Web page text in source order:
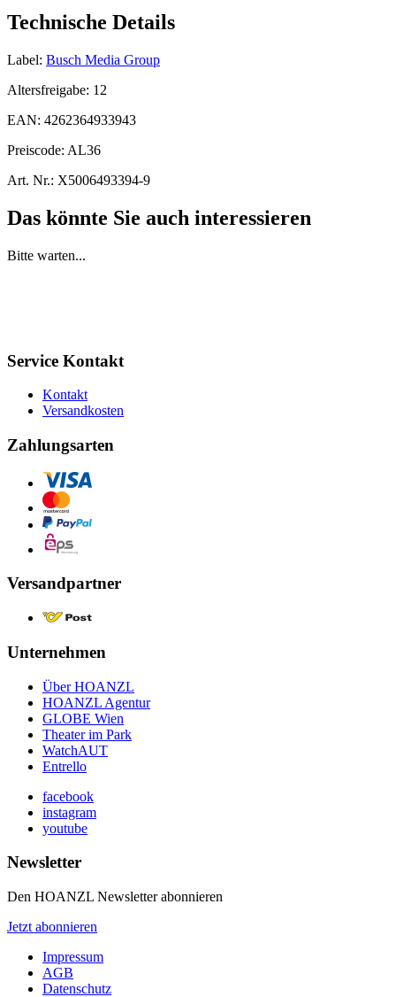
Technische Details
Label: Busch Media Group
Altersfreigabe: 12
EAN: 4262364933943
Preiscode: AL36
Art. Nr.: X5006493394-9
Das könnte Sie auch interessieren
Bitte warten...
Service Kontakt
Kontakt
Versandkosten
Zahlungsarten
Versandpartner
Unternehmen
Über HOANZL
HOANZL Agentur
GLOBE Wien
Theater im Park
WatchAUT
Entrello
facebook
instagram
youtube
Newsletter
Den HOANZL Newsletter abonnieren
Jetzt abonnieren
Impressum
AGB
Datenschutz